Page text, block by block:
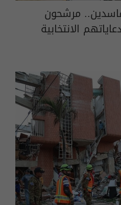
مرشحون
الانتخابية